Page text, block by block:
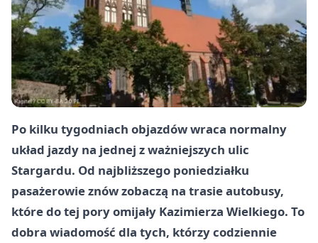
Po kilku tygodniach objazdów wraca normalny
układ jazdy na jednej z ważniejszych ulic
Stargardu. Od najbliższego poniedziałku
pasażerowie znów zobaczą na trasie autobusy,
które do tej pory omijały Kazimierza Wielkiego. To
dobra wiadomość dla tych, którzy codziennie